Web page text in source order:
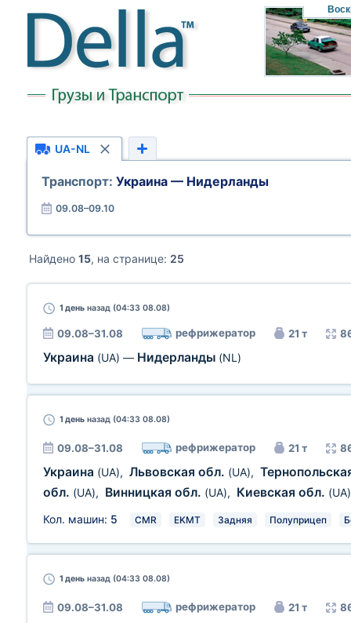
UA-NL
Транспорт: Украина — Нидерланды
09.08–09.10
Найдено 15, на странице: 25
1 день назад (04:33 08.08)
09.08–31.08 рефрижератор 21 т
Украина (UA) — Нидерланды (NL)
1 день назад (04:33 08.08)
09.08–31.08 рефрижератор 21 т
Украина (UA), Львовская обл. (UA),
обл. (UA), Винницкая обл. (UA), Киевская обл. (UA)
Кол. машин: 5 CMR EKMT Задняя Полуприцеп
1 день назад (04:33 08.08)
09.08–31.08 рефрижератор 21 т